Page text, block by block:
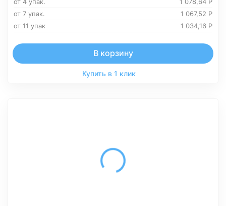
от 7 упак.
1 067,52 Р
от 11 упак
1 034,16 Р
В корзину
Купить в 1 клик